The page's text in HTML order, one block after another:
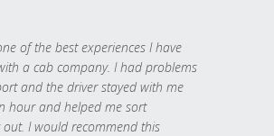
of the best experiences I have
a cab company. I had problems
and the driver stayed with me
hour and helped me sort
out. I would recommend this